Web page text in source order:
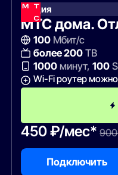
Акция
МТС дома.
100Мбит/с
более 200ТВ
1000минут, 100
Wi-Fi роутер
450 ₽/мес*
Подключить